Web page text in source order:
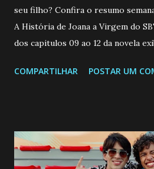
seu filho? Confira o resumo
A História de Joana a Virgem do
dos capitulos 09 ao 12 da novela
a Programação Semanal do SBT
confessa a Gabriel que ele
pessoa que ela tanto desejou
COMPARTILHAR POSTAR UM